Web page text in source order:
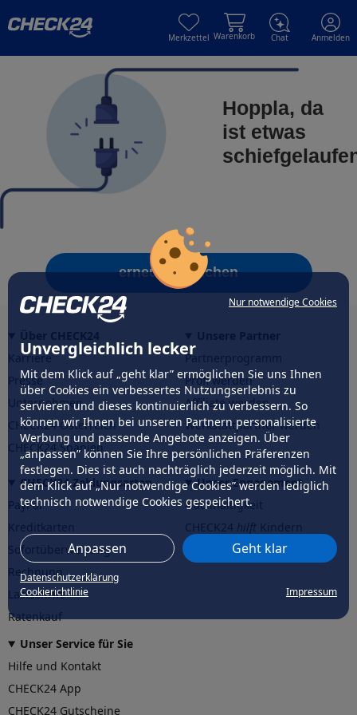
Nur notwendige Cookies
Unvergleichlich lecker
Mit dem Klick auf „geht klar” ermöglichen Sie uns Ihnen
über Cookies ein verbessertes Nutzungserlebnis zu
servieren und dieses kontinuierlich zu verbessern. So
können wir Ihnen bei unseren Partnern personalisierte
Werbung und passende Angebote anzeigen. Über
„anpassen” können Sie Ihre persönlichen Präferenzen
festlegen. Dies ist auch nachträglich jederzeit möglich. Mit
dem Klick auf „Nur notwendige Cookies” werden lediglich
technisch notwendige Cookies gespeichert.
Anpassen Geht klar
Datenschutzerklärung
Cookierichtlinie
Impressum
Merkzettel Warenkorb Chat Anmelden
Hoppla, da
ist etwas
erneut versuchen
Karriere
Presse
Unternehmen
CHECK24 Österreich
CHECK24 Spanien
Partnerprogramm
Profi werden
Affiliate werden
Werkstattpartner werden
CHECK24 Zahlungsarten
PayPal
Sofortüberweisung
Rechnung
Lastschrift
Ratenkauf
Unser Engagement
Nachhaltigkeit
CHECK24hilftder Natur
Unser Service für Sie
Hilfe und Kontakt
CHECK24 App
CHECK24 Gutscheine